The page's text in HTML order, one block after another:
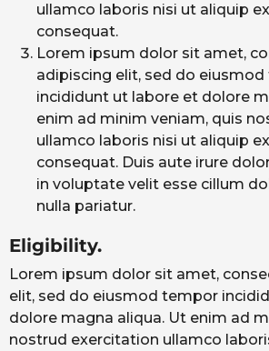
ullamco laboris nisi ut aliquip
consequat.
Lorem ipsum dolor sit amet,
adipiscing elit, sed do
incididunt ut labore et dolore
enim ad minim veniam, quis
ullamco laboris nisi ut aliquip
consequat. Duis aute irure
in voluptate velit esse cillum
nulla pariatur.
Eligibility.
Lorem ipsum dolor sit amet,
elit, sed do eiusmod tempor
dolore magna aliqua. Ut enim ad
nostrud exercitation ullamco